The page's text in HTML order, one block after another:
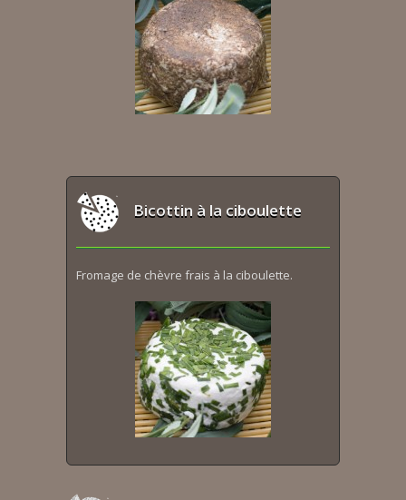
Bicottin à la ciboulette
Fromage de chèvre frais à la ciboulette.